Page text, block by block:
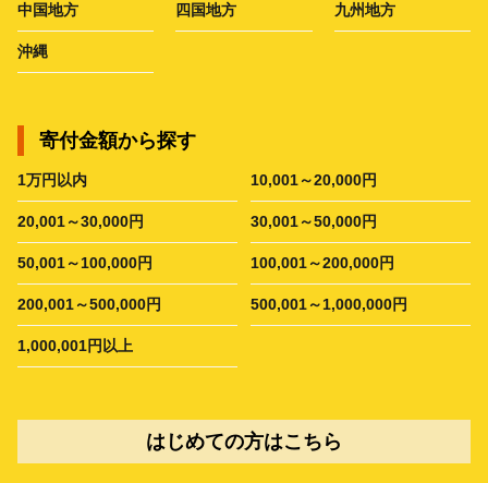
中国地方 四国地方 九州地方
沖縄
寄付金額から探す
1万円以内 10,001～20,000円
20,001～30,000円 30,001～50,000円
50,001～100,000円 100,001～200,000円
200,001～500,000円 500,001～1,000,000円
1,000,001円以上
はじめての方はこちら